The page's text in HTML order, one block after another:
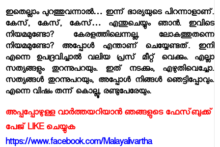
ഇതെല്ലാം പുറത്തുവന്നാല്‍… ഇന്ന് ഭാര്യയുടെ പിറന്നാളാണ്.
കേസ്, കേസ്, കേസ്… എന്തുചെയ്യും ഞാന്‍. ഇവിടെ
നിയമമുണ്ടോ? കേരളത്തിലെന്നല്ല, ലോകത്തുതന്നെ
നിയമമുണ്ടോ? അപ്പോള്‍ എന്താണ് ചെയ്യേണ്ടത്. ഇനി
എന്നെ ഉപദ്രവിച്ചാല്‍ വലിയ പ്രസ് മീറ്റ് വെക്കും. എല്ലാ
സത്യങ്ങളും തുറന്നുപറയും. ഇത് നടക്കും, എഴുതിവെച്ചോ.
സത്യങ്ങള്‍ തുറന്നുപറയും, അപ്പോള്‍ നിങ്ങള്‍ ഞെട്ടിപ്പോവും.
എന്നെ വിഷം തന്ന് കൊല്ലൂ, രണ്ടുപേരേയും.
അപ്പപ്പോഴുള്ള വാര്‍ത്തയറിയാന്‍ ഞങ്ങളുടെ ഫേസ്‌ബുക്ക്‌
പേജ് LIKE ചെയ്യുക
https://www.facebook.com/Malayalivartha